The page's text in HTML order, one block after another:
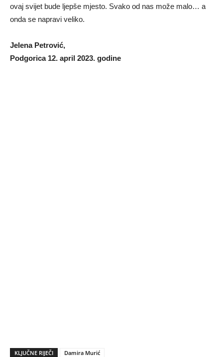
ovaj svijet bude ljepše mjesto. Svako od nas može malo… a
onda se napravi veliko.
Jelena Petrović,
Podgorica 12. april 2023. godine
KLJUČNE RIJEČI Damira Murić